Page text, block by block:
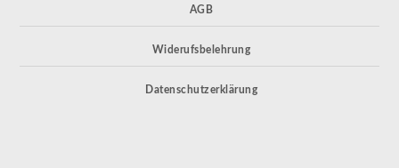
AGB
Widerufsbelehrung
Datenschutzerklärung